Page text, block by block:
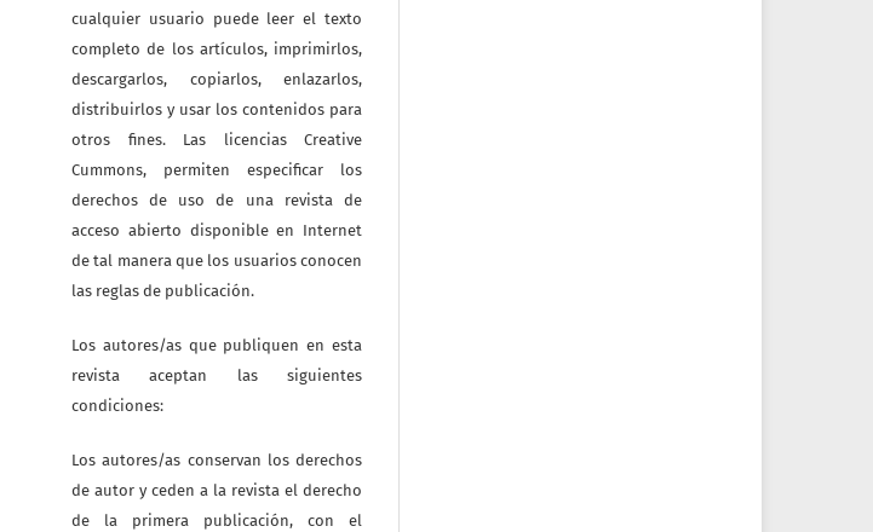
cualquier usuario puede leer el texto
completo de los artículos, imprimirlos,
descargarlos, copiarlos, enlazarlos,
distribuirlos y usar los contenidos para
otros fines. Las licencias Creative
Cummons, permiten especificar los
derechos de uso de una revista de
acceso abierto disponible en Internet
de tal manera que los usuarios conocen
las reglas de publicación.
Los autores/as que publiquen en esta
revista aceptan las siguientes
condiciones:
Los autores/as conservan los derechos
de autor y ceden a la revista el derecho
de la primera publicación, con el